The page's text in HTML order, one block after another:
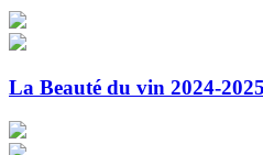
La Beauté du vin 2024-2025